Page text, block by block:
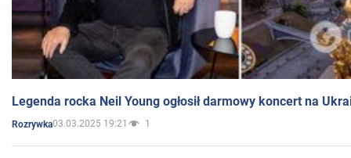
Legenda rocka Neil Young ogłosił darmowy koncert na
Rozrywka03.03.2025 19:21 1